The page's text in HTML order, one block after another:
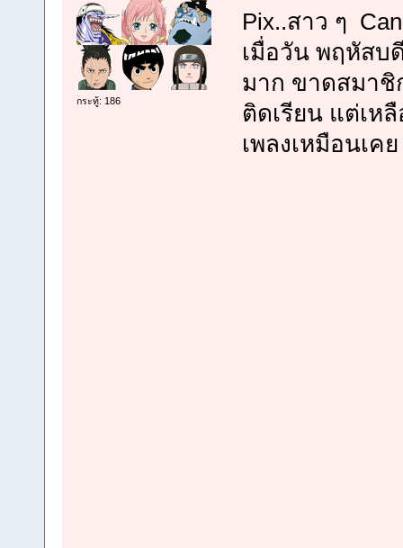
กระทู้: 186
Pix..สาว ๆ
เมื่อวัน พฤหัสบ
มาก ขาดสมาชิ
ติดเรียน แต่เห
เพลงเหมือนเค